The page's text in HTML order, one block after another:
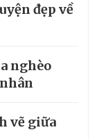
đẹp về
nghèo
vẽ giữa